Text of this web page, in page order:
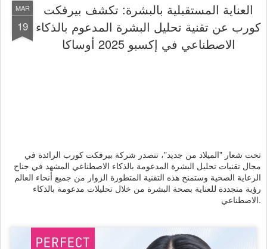
MAR
19
العناية المستقبلية بالبشرة: تكشف بيرفكت
كورب عن تقنية تحليل البشرة المدعوم بالذكاء
الاصطناعي في إكسبو 2025 أوساكا
تحت شعار "الميلاد من جديد"، تتصدر شركة بيرفكت كورب الرائدة في
مجال تقنيات تحليل البشرة المدعومة بالذكاء الاصطناعي المشهد في جناح
الرعاية الصحية وستمنح هذه التقنية المتطورة الزوار من جميع أنحاء العالم
رؤية متجددة للعناية بصحة البشرة من خلال تحليلات مدعومة بالذكاء
الاصطناعي.